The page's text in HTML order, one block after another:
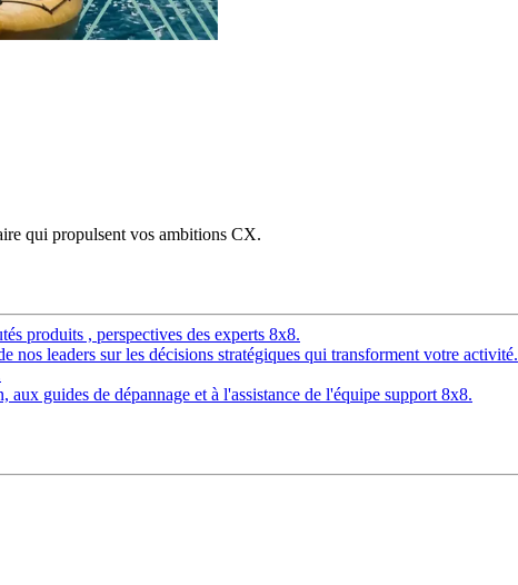
qui propulsent vos ambitions CX.
produits , perspectives des experts 8x8.
nos leaders sur les décisions stratégiques qui transforment votre activité.
aux guides de dépannage et à l'assistance de l'équipe support 8x8.